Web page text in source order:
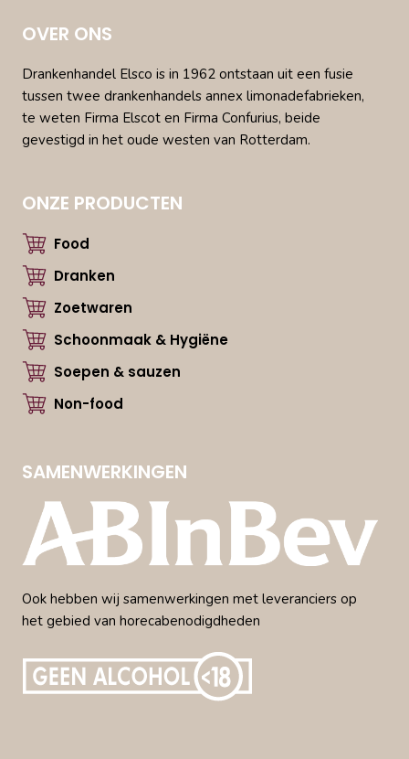
OVER ONS
Drankenhandel Elsco is in 1962 ontstaan uit een fusie
tussen twee drankenhandels annex limonadefabrieken,
te weten Firma Elscot en Firma Confurius, beide
gevestigd in het oude westen van Rotterdam.
ONZE PRODUCTEN
Food
Dranken
Zoetwaren
Schoonmaak & Hygiëne
Soepen & sauzen
Non-food
SAMENWERKINGEN
Ook hebben wij samenwerkingen met leveranciers op
het gebied van horecabenodigdheden